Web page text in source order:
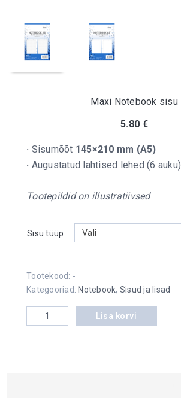
Maxi Notebook sisu
5.80 €
· Sisumõõt 145×210 mm (A5)
· Augustatud lahtised lehed (6 auku)
Tootepildid on illustratiivsed
Sisu tüüp Vali
Tootekood: -
Kategooriad: Notebook, Sisud ja lisad
Maxi Notebook sisu kogus
Lisa korvi